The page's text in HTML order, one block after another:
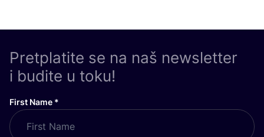
Pretplatite se na naš newsletter
i budite u toku!
First Name *